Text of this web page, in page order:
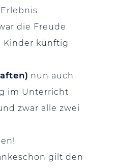
die Freude
Kinder künftig
nun auch
im Unterricht
zwar alle zwei
gilt den